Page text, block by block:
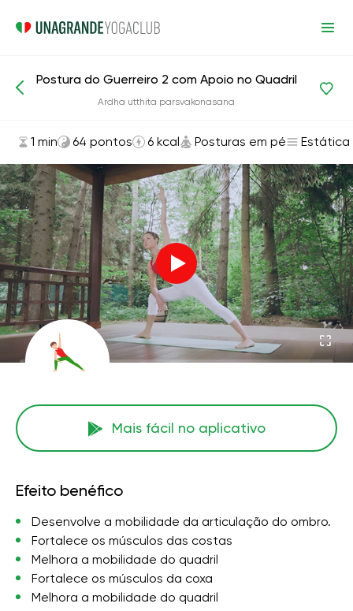
Asanas e exercícios Posturas em pé
Postura do Guerreiro 2 com Apoio no Quadril
Ardha utthita parsvakonasana
1 min 64 pontos 6 kcal Posturas em pé Estática
Mais fácil no aplicativo
Efeito benéfico
Desenvolve a mobilidade da articulação do ombro.
Fortalece os músculos das costas
Melhora a mobilidade do quadril
Fortalece os músculos da coxa
Melhora a mobilidade do quadril